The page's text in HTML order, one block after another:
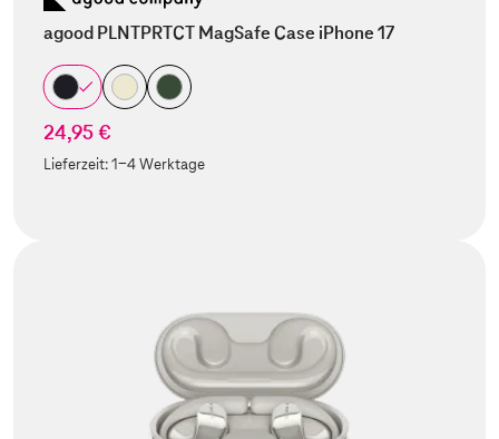
agood PLNTPRTCT MagSafe Case iPhone 17
24,95 €
Lieferzeit:1-4 Werktage